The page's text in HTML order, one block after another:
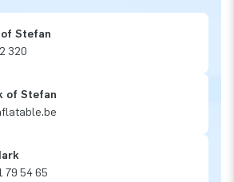
Stefan
320
of Stefan
79 54 65